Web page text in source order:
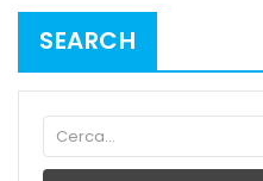
SEARCH